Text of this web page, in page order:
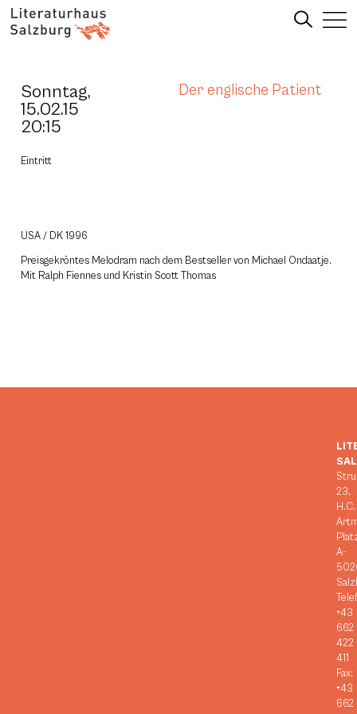
Sonntag,
15.02.15
20:15
Der englische Patient
Eintritt
USA / DK 1996
Preisgekröntes Melodram nach dem Bestseller von Michael Ondaatje.
Mit Ralph Fiennes und Kristin Scott Thomas
23,
H.C.
A-
+43
662
422
411
Fax:
+43
662